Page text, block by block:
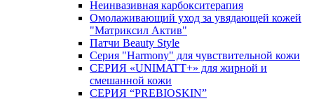
Неинвазивная карбокситерапия
Омолаживающий уход за увядающей кожей
"Матриксил Актив"
Патчи Beauty Style
Серия "Harmony" для чувствительной кожи
СЕРИЯ «UNIMATT+» для жирной и
смешанной кожи
СЕРИЯ “PREBIOSKIN”